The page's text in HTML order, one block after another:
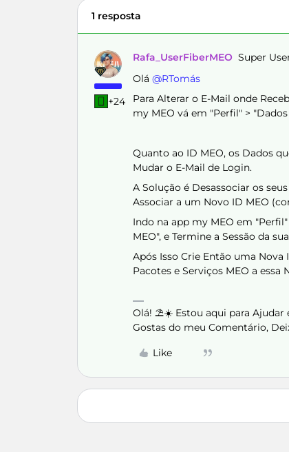
1 resposta
+24
Rafa_UserFiberMEO Super
Olá ​ @RTomás
Para Alterar o E-Mail onde
my MEO vá em "Perfil" >
Quanto ao ID MEO, os Dados
Mudar o E-Mail de Login.
A Solução é Desassociar os
Associar a um Novo ID MEO
Indo na app my MEO em
MEO", e Termine a Sessão da
Após Isso Crie Então uma Nova
Pacotes e Serviços MEO a essa
Olá! ⛱️☀️ Estou aqui para Ajudar
Gostas do meu Comentário,
Like